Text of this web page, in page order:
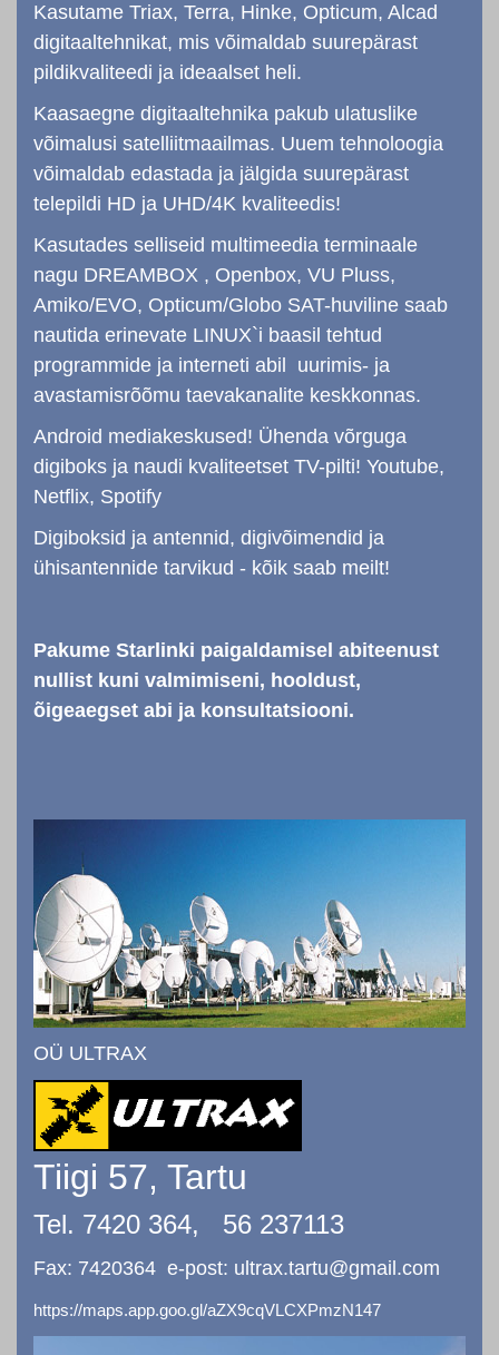
Kasutame Triax, Terra, Hinke, Opticum, Alcad
digitaaltehnikat, mis võimaldab suurepärast
pildikvaliteedi ja ideaalset heli.
Kaasaegne digitaaltehnika pakub ulatuslike
võimalusi satelliitmaailmas. Uuem tehnoloogia
võimaldab edastada ja jälgida suurepärast
telepildi HD ja UHD/4K kvaliteedis!
Kasutades selliseid multimeedia terminaale
nagu DREAMBOX , Openbox, VU Pluss,
Amiko/EVO, Opticum/Globo SAT-huviline saab
nautida erinevate LINUX`i baasil tehtud
programmide ja interneti abil uurimis- ja
avastamisrõõmu taevakanalite keskkonnas.
Android mediakeskused! Ühenda võrguga
digiboks ja naudi kvaliteetset TV-pilti! Youtube,
Netflix, Spotify
Digiboksid ja antennid, digivõimendid ja
ühisantennide tarvikud - kõik saab meilt!
Pakume Starlinki paigaldamisel abiteenust
nullist kuni valmimiseni, hooldust,
õigeaegset abi ja konsultatsiooni.
OÜ ULTRAX
Tiigi 57, Tartu
Tel. 7420 364, 56 237113
Fax: 7420364 e-post: ultrax.tartu@gmail.com
https://maps.app.goo.gl/aZX9cqVLCXPmzN147